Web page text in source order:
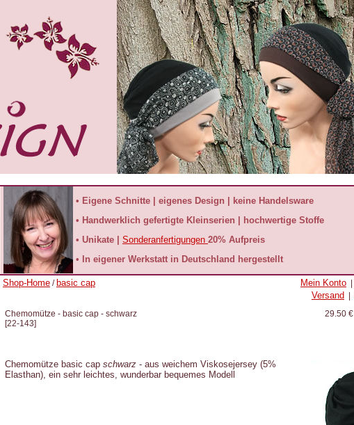
• Eigene Schnitte | eigenes Design | keine Handelsware
• Handwerklich gefertigte Kleinserien | hochwertige Stoffe
• Unikate | Sonderanfertigungen 20% Aufpreis
• In eigener Werkstatt in Deutschland hergestellt
Shop-Home / basic cap Mein Konto
Versand
Chemomütze - basic cap - schwarz
[22-143]
29.50 €
Chemomütze basic cap schwarz - aus weichem Viskosejersey (5%
Elasthan), ein sehr leichtes, wunderbar bequemes Modell